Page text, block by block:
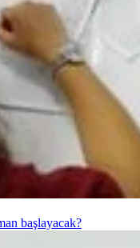
başlayacak?